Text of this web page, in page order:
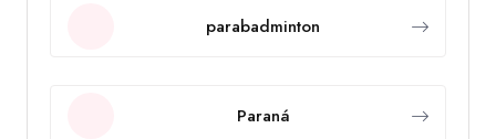
parabadminton
Paraná